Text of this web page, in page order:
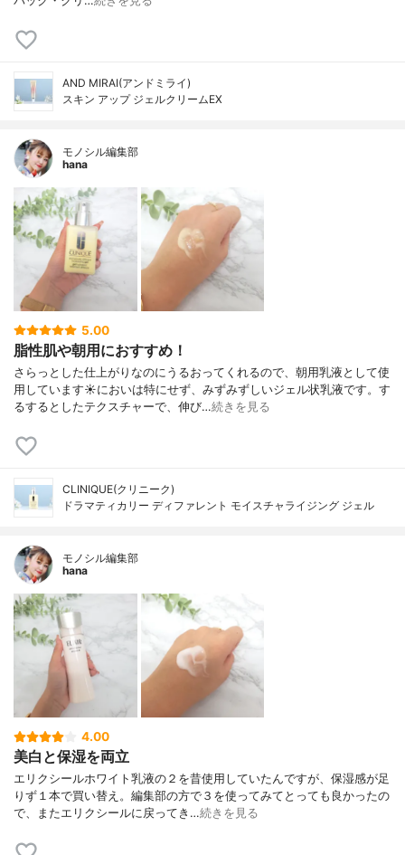
AND MIRAI(アンドミライ)
スキン アップ ジェルクリームEX
モノシル編集部
hana
5.00
脂性肌や朝用におすすめ！
さらっとした仕上がりなのにうるおってくれるので、朝用乳液として使
用しています☀においは特にせず、みずみずしいジェル状乳液です。す
るするとしたテクスチャーで、伸び…続きを見る
CLINIQUE(クリニーク)
ドラマティカリー ディファレント モイスチャライジング ジェル
モノシル編集部
hana
4.00
美白と保湿を両立
エリクシールホワイト乳液の２を昔使用していたんですが、保湿感が足
りず１本で買い替え。編集部の方で３を使ってみてとっても良かったの
で、またエリクシールに戻ってき…続きを見る